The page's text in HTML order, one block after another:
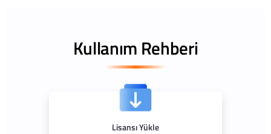
Kullanım Rehberi
Lisansı Yükle